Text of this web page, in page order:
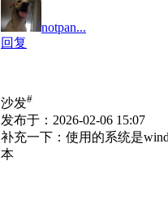
notpan...
回复
沙发#
发布于：2026-02-06 15:07
补充一下：使用的系统是
本